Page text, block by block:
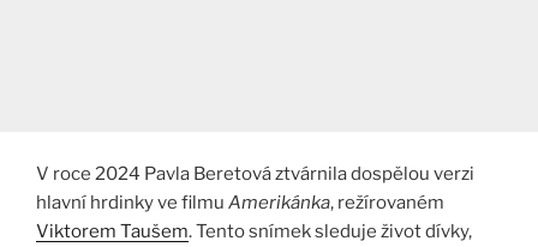
V roce 2024 Pavla Beretová ztvárnila dospělou verzi
hlavní hrdinky ve filmu Amerikánka, režírovaném
Viktorem Taušem. Tento snímek sleduje život dívky,